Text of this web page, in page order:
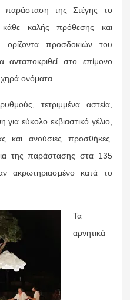
παράσταση της Στέγης το
καλής πρόθεσης και
ορίζοντα προσδοκιών του
στο επίμονο
ονόματα.
τετριμμένα αστεία,
εύκολο εκβιαστικό γέλιο,
και ανούσιες προσθήκες.
της παράστασης στα 135
ακρωτηριασμένο κατά το
Τα
αρνητικά